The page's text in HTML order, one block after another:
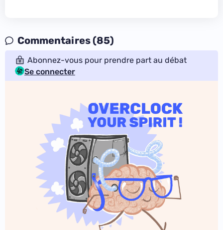
Commentaires (85)
Abonnez-vous pour prendre part au débat
Se connecter